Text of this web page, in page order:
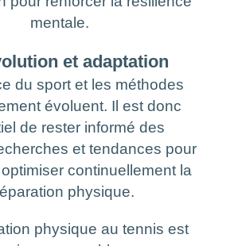
mentale.
et adaptation
du sport et les méthodes
évoluent. Il est donc
de rester informé des
et tendances pour
continuellement la
physique.
physique au tennis est